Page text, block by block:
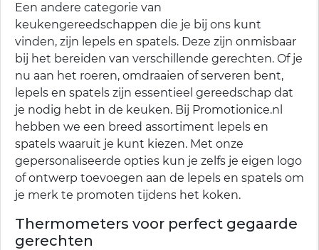
Een andere categorie van
keukengereedschappen die je bij ons kunt
vinden, zijn lepels en spatels. Deze zijn onmisbaar
bij het bereiden van verschillende gerechten. Of je
nu aan het roeren, omdraaien of serveren bent,
lepels en spatels zijn essentieel gereedschap dat
je nodig hebt in de keuken. Bij Promotionice.nl
hebben we een breed assortiment lepels en
spatels waaruit je kunt kiezen. Met onze
gepersonaliseerde opties kun je zelfs je eigen logo
of ontwerp toevoegen aan de lepels en spatels om
je merk te promoten tijdens het koken.
Thermometers voor perfect gegaarde
gerechten